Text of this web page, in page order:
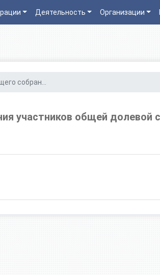
Деятельность Организации
собран...
участников общей долевой